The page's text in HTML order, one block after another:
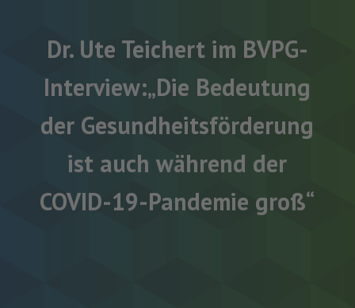
Dr. Ute Teichert im BVPG-
Interview:„Die Bedeutung
der Gesundheitsförderung
ist auch während der
COVID-19-Pandemie groß“